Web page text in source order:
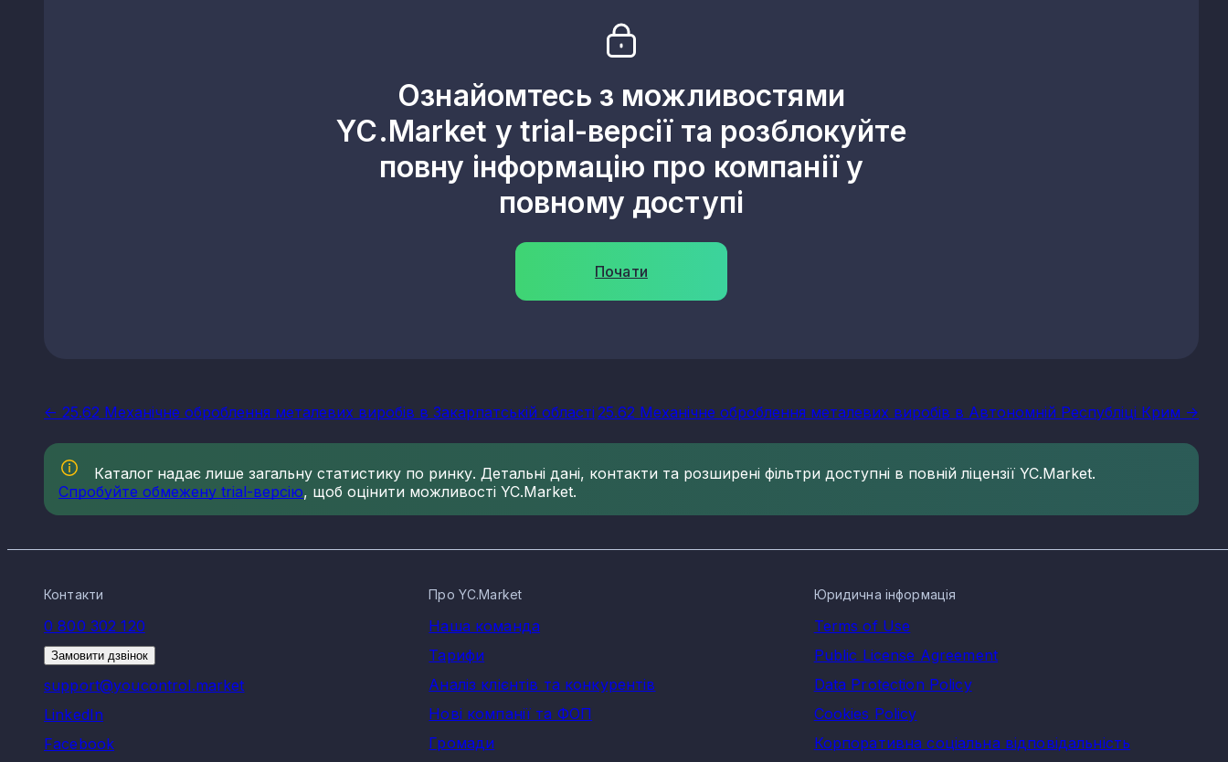
Ознайомтесь з можливостями
YC.Market у trial-версії та розблокуйте
повну інформацію про компанії у
повному доступі
Почати
<- 25.62 Механічне оброблення металевих виробів в Закарпатській області 25.62 Механічне оброблення металевих виробів в Автономній Республіці Крим ->
Каталог надає лише загальну статистику по ринку. Детальні дані, контакти та розширені фільтри доступні в повній ліцензії YC.Market.
Спробуйте обмежену trial-версію, щоб оцінити можливості YC.Market.
Контакти
0 800 302 120
Замовити дзвінок
support@youcontrol.market
LinkedIn
Facebook
Про YC.Market
Наша команда
Тарифи
Аналіз клієнтів та конкурентів
Нові компанії та ФОП
Громади
Юридична інформація
Terms of Use
Public License Agreement
Data Protection Policy
Cookies Policy
Корпоративна соціальна відповідальність